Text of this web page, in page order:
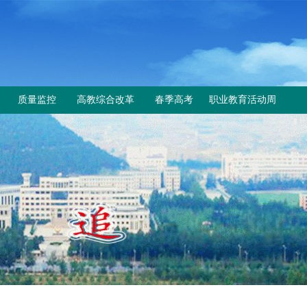
质量监控
工作动态
规章制度
高教综合改革
教育部与省教育厅文件
改革工作推进情况
春季高考
上级文件
通知公告
成绩查询
职业教育活动周